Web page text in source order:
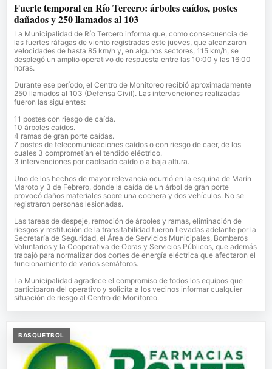
Fuerte temporal en Río Tercero: árboles caídos, postes
dañados y 250 llamados al 103
La Municipalidad de Río Tercero informa que, como consecuencia de
las fuertes ráfagas de viento registradas este jueves, que alcanzaron
velocidades de hasta 85 km/h y, en algunos sectores, 115 km/h, se
desplegó un amplio operativo de respuesta entre las 10:00 y las 16:00
horas.
Durante ese período, el Centro de Monitoreo recibió aproximadamente
250 llamados al 103 (Defensa Civil). Las intervenciones realizadas
fueron las siguientes:
11 postes con riesgo de caída.
10 árboles caídos.
4 ramas de gran porte caídas.
7 postes de telecomunicaciones caídos o con riesgo de caer, de los
cuales 3 comprometían el tendido eléctrico.
3 intervenciones por cableado caído o a baja altura.
Uno de los hechos de mayor relevancia ocurrió en la esquina de Marín
Maroto y 3 de Febrero, donde la caída de un árbol de gran porte
provocó daños materiales sobre una cochera y dos vehículos. No se
registraron personas lesionadas.
Las tareas de despeje, remoción de árboles y ramas, eliminación de
riesgos y restitución de la transitabilidad fueron llevadas adelante por la
Secretaría de Seguridad, el Área de Servicios Municipales, Bomberos
Voluntarios y la Cooperativa de Obras y Servicios Públicos, que además
trabajó para normalizar dos cortes de energía eléctrica que afectaron el
funcionamiento de varios semáforos.
La Municipalidad agradece el compromiso de todos los equipos que
participaron del operativo y solicita a los vecinos informar cualquier
situación de riesgo al Centro de Monitoreo.
BASQUETBOL